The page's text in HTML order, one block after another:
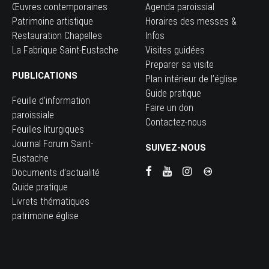
Œuvres contemporaines
Patrimoine artistique
Restauration Chapelles
La Fabrique Saint-Eustache
PUBLICATIONS
Feuille d’information
paroissiale
Feuilles liturgiques
Journal Forum Saint-
Eustache
Documents d’actualité
Guide pratique
Livrets thématiques
patrimoine église
Agenda paroissial
Horaires des messes &
Infos
Visites guidées
Preparer sa visite
Plan intérieur de l’église
Guide pratique
Faire un don
Contactez-nous
SUIVEZ-NOUS